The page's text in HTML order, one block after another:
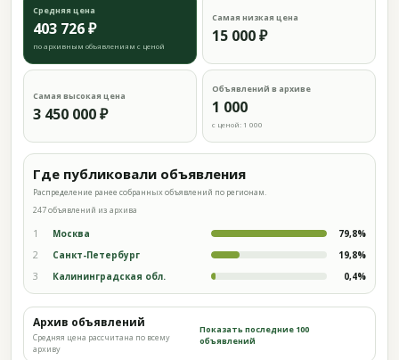
Средняя цена
403 726 ₽
по архивным объявлениям с ценой
Самая низкая цена
15 000 ₽
Самая высокая цена
3 450 000 ₽
Объявлений в архиве
1 000
с ценой: 1 000
Где публиковали объявления
Распределение ранее собранных объявлений по регионам.
247 объявлений из архива
1 Москва 79,8%
2 Санкт-Петербург 19,8%
3 Калининградская обл. 0,4%
Архив объявлений
Средняя цена рассчитана по всему
архиву
Показать последние 100
объявлений